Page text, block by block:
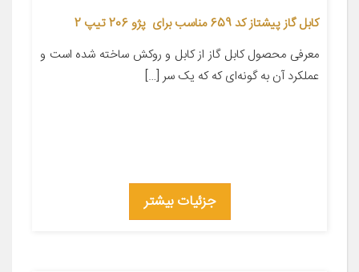
کابل گاز پیشتاز کد 659 مناسب برای پژو 206 تیپ 2
معرفی محصول کابل گاز از کابل و روکش ساخته شده است و
عملکرد آن به گونه‌ای که که یک سر […]
جزئیات بیشتر